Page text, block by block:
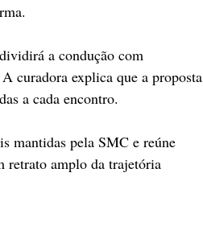
a condução com
curadora explica que a proposta
a cada encontro.
mantidas pela SMC e reúne
retrato amplo da trajetória